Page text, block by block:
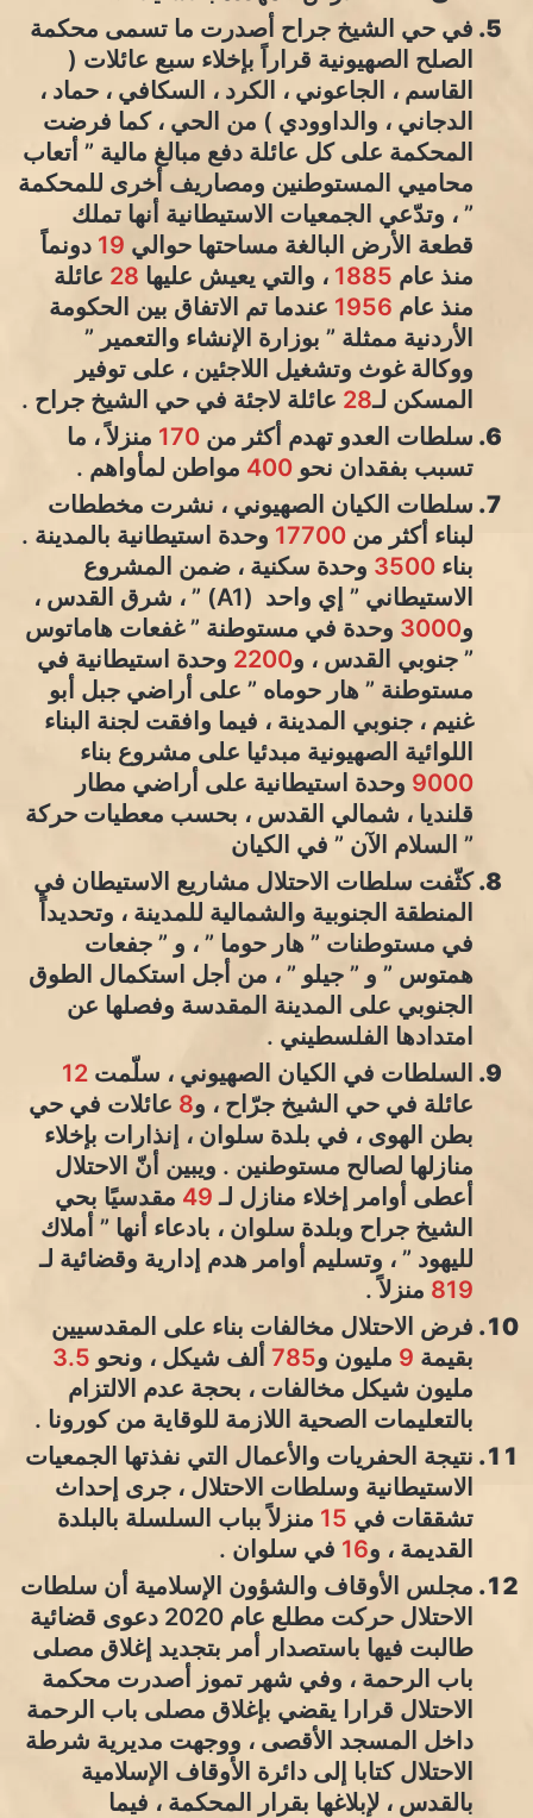
في حي الشيخ جراح أصدرت ما تسمى محكمة
الصلح الصهيونية قراراً بإخلاء سبع عائلات (
القاسم ، الجاعوني ، الكرد ، السكافي ، حماد ،
الدجاني ، والداوودي ) من الحي ، كما فرضت
المحكمة على كل عائلة دفع مبالغ مالية ” أتعاب
محاميي المستوطنين ومصاريف أخرى للمحكمة
” ، وتدّعي الجمعيات الاستيطانية أنها تملك
قطعة الأرض البالغة مساحتها حوالي 19 دونماً
منذ عام 1885 ، والتي يعيش عليها 28 عائلة
منذ عام 1956 عندما تم الاتفاق بين الحكومة
الأردنية ممثلة ” بوزارة الإنشاء والتعمير ”
ووكالة غوث وتشغيل اللاجئين ، على توفير
المسكن لـ28 عائلة لاجئة في حي الشيخ جراح .
سلطات العدو تهدم أكثر من 170 منزلاً ، ما
تسبب بفقدان نحو 400 مواطن لمأواهم .
سلطات الكيان الصهيوني ، نشرت مخططات
لبناء أكثر من 17700 وحدة استيطانية بالمدينة .
بناء 3500 وحدة سكنية ، ضمن المشروع
الاستيطاني ” إي واحد (A1) ” ، شرق القدس ،
و3000 وحدة في مستوطنة ” غفعات هاماتوس
” جنوبي القدس ، و2200 وحدة استيطانية في
مستوطنة ” هار حوماه ” على أراضي جبل أبو
غنيم ، جنوبي المدينة ، فيما وافقت لجنة البناء
اللوائية الصهيونية مبدئيا على مشروع بناء
9000 وحدة استيطانية على أراضي مطار
قلنديا ، شمالي القدس ، بحسب معطيات حركة
” السلام الآن ” في الكيان
كثّفت سلطات الاحتلال مشاريع الاستيطان في
المنطقة الجنوبية والشمالية للمدينة ، وتحديداً
في مستوطنات ” هار حوما ” ، و ” جفعات
همتوس ” و ” جيلو ” ، من أجل استكمال الطوق
الجنوبي على المدينة المقدسة وفصلها عن
امتدادها الفلسطيني .
السلطات في الكيان الصهيوني ، سلّمت
عائلة في حي الشيخ جرّاح ، و8 عائلات في حي
بطن الهوى ، في بلدة سلوان ، إنذارات بإخلاء
منازلها لصالح مستوطنين . ويبين أنّ الاحتلال
أعطى أوامر إخلاء منازل لـ 49 مقدسيًا بحي
الشيخ جراح وبلدة سلوان ، بادعاء أنها ” أملاك
لليهود ” ، وتسليم أوامر هدم إدارية وقضائية لـ
819 منزلاً .
فرض الاحتلال مخالفات بناء على المقدسيين
بقيمة 9 مليون و785 ألف شيكل ، ونحو 3.5
مليون شيكل مخالفات ، بحجة عدم الالتزام
بالتعليمات الصحية اللازمة للوقاية من كورونا .
نتيجة الحفريات والأعمال التي نفذتها الجمعيات
الاستيطانية وسلطات الاحتلال ، جرى إحداث
تشققات في 15 منزلاً بباب السلسلة بالبلدة
القديمة ، و16 في سلوان .
مجلس الأوقاف والشؤون الإسلامية أن سلطات
الاحتلال حركت مطلع عام 2020 دعوى قضائية
طالبت فيها باستصدار أمر بتجديد إغلاق مصلى
باب الرحمة ، وفي شهر تموز أصدرت محكمة
الاحتلال قرارا يقضي بإغلاق مصلى باب الرحمة
داخل المسجد الأقصى ، ووجهت مديرية شرطة
الاحتلال كتابا إلى دائرة الأوقاف الإسلامية
بالقدس ، لإبلاغها بقرار المحكمة ، فيما